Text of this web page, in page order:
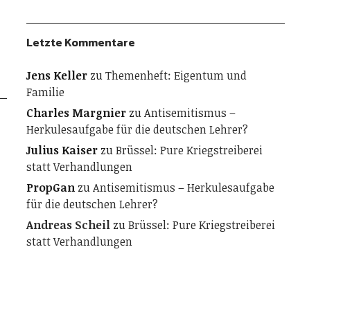
Letzte Kommentare
Jens KellerzuThemenheft: Eigentum und
Familie
Charles MargnierzuAntisemitismus –
Herkulesaufgabe für die deutschen Lehrer?
Julius KaiserzuBrüssel: Pure Kriegstreiberei
statt Verhandlungen
PropGanzuAntisemitismus – Herkulesaufgabe
für die deutschen Lehrer?
Andreas ScheilzuBrüssel: Pure Kriegstreiberei
statt Verhandlungen